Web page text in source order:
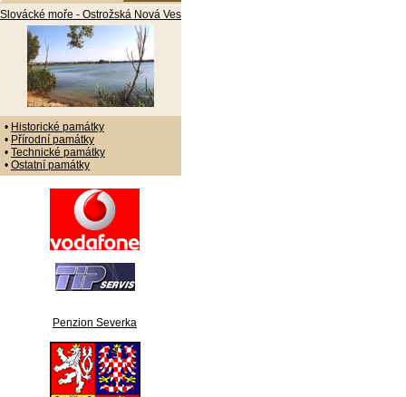
Slovácké moře - Ostrožská Nová Ves
• Historické památky
• Přírodní památky
• Technické památky
• Ostatní památky
Penzion Severka